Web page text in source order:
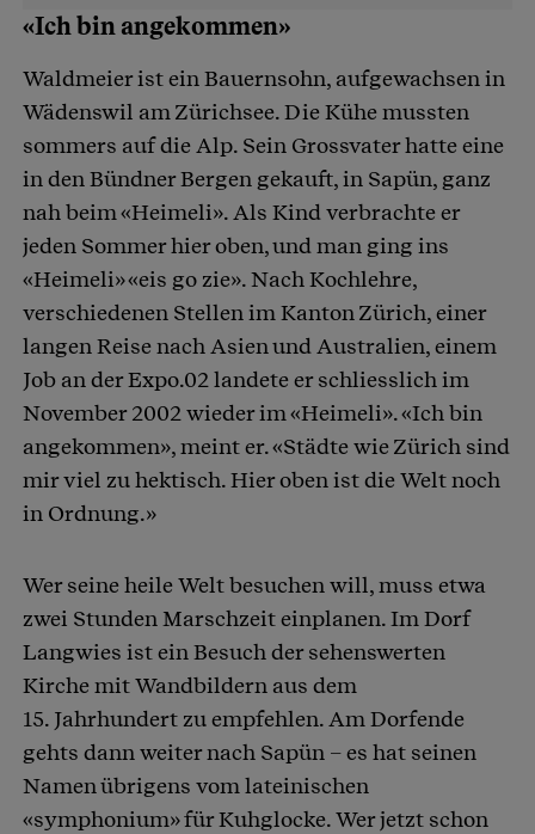
«Ich bin angekommen»
Waldmeier ist ein Bauernsohn, aufgewachsen in
Wädenswil am Zürichsee. Die Kühe mussten
sommers auf die Alp. Sein Grossvater hatte eine
in den Bündner Bergen gekauft, in Sapün, ganz
nah beim «Heimeli». Als Kind verbrachte er
jeden Sommer hier oben, und man ging ins
«Heimeli» «eis go zie». Nach Kochlehre,
verschiedenen Stellen im Kanton Zürich, einer
langen Reise nach Asien und Australien, einem
Job an der Expo.02 landete er schliesslich im
November 2002 wieder im «Heimeli». «Ich bin
angekommen», meint er. «Städte wie Zürich sind
mir viel zu hektisch. Hier oben ist die Welt noch
in Ordnung.»
Wer seine heile Welt besuchen will, muss etwa
zwei Stunden Marschzeit einplanen. Im Dorf
Langwies ist ein Besuch der sehenswerten
Kirche mit Wandbildern aus dem
15. Jahrhundert zu empfehlen. Am Dorfende
gehts dann weiter nach Sapün – es hat seinen
Namen übrigens vom lateinischen
«symphonium» für Kuhglocke. Wer jetzt schon